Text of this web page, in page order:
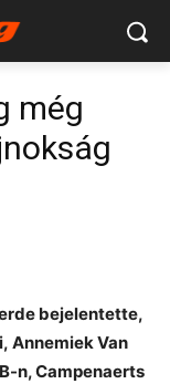
még
bejelentette,
Annemiek Van
n, Campenaerts